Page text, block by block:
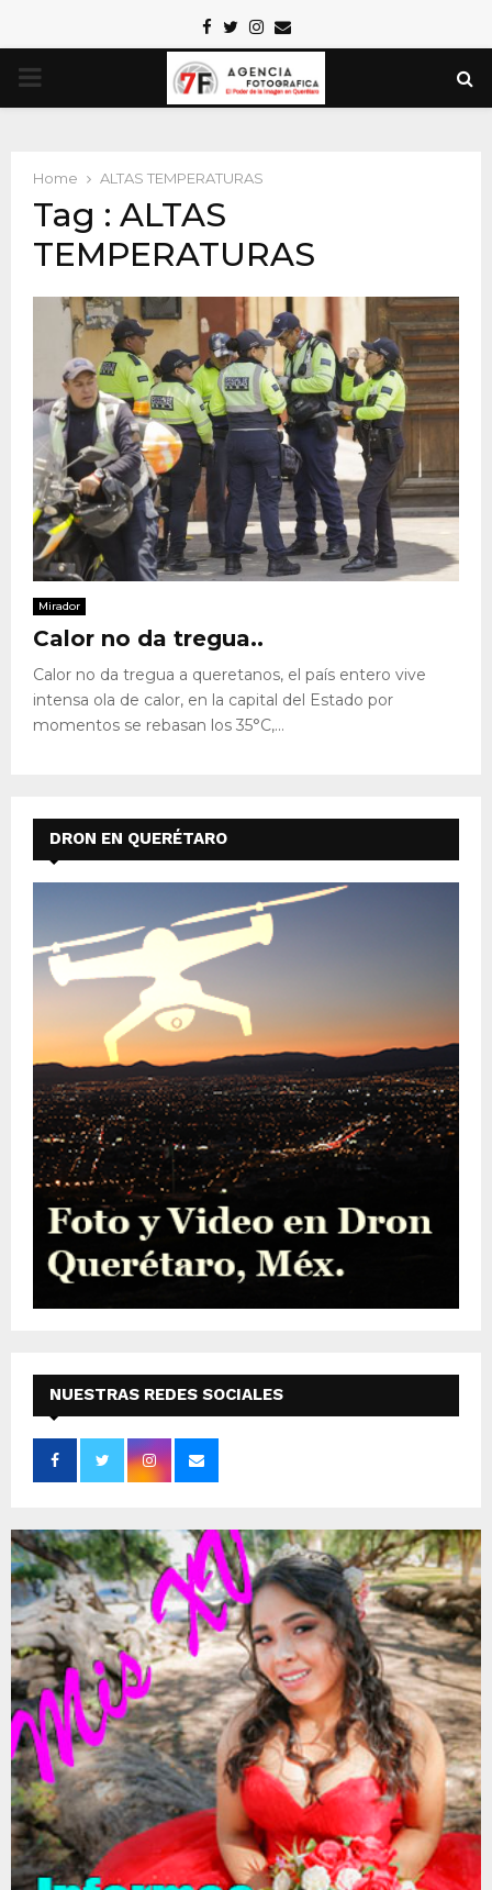
Facebook
TwitterInstagram
Email
PRIMARY
Home ALTAS TEMPERATURAS
Tag : ALTAS
TEMPERATURAS
Mirador
Calor no da tregua..
Calor no da tregua a queretanos, el país entero vive
intensa ola de calor, en la capital del Estado por
momentos se rebasan los 35°C,...
DRON EN QUERÉTARO
NUESTRAS REDES SOCIALES